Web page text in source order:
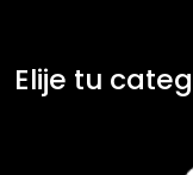
Elije tu